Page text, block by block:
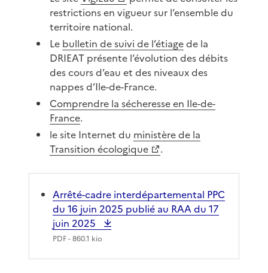
restrictions en vigueur sur l’ensemble du
territoire national.
Le bulletin de suivi de l’étiagede la
DRIEAT présente l’évolution des débits
des cours d’eau et des niveaux des
nappes d’Ile-de-France.
Comprendre la sécheresse en Ile-de-
France.
le site Internet du ministère de la
Transition écologique
.
Arrêté-cadre interdépartemental PPC
du 16 juin 2025 publié au RAA du 17
juin 2025
PDF- 860.1 kio